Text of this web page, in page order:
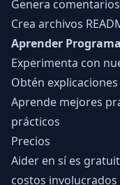
Genera
Crea archivos
Aprender
Experimenta con
Obtén
Aprende mejores
prácticos
Precios
Aider en sí es
costos